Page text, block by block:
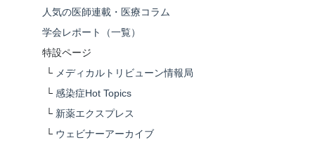
人気の医師連載・医療コラム
学会レポート（一覧）
特設ページ
└ メディカルトリビューン情報局
└ 感染症Hot Topics
└ 新薬エクスプレス
└ ウェビナーアーカイブ